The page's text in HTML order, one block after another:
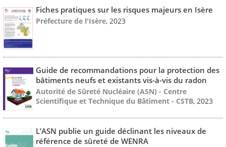
Fiches pratiques sur les risques majeurs en Isère
Préfecture de l'Isère, 2023
Guide de recommandations pour la protection des
bâtiments neufs et existants vis-à-vis du radon
Autorité de Sûreté Nucléaire (ASN) - Centre
Scientifique et Technique du Bâtiment - CSTB, 2023
L’ASN publie un guide déclinant les niveaux de
référence de sûreté de WENRA